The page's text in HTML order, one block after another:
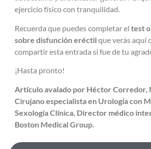
ejercicio físico con tranquilidad.
Recuerda que puedes completar el test
sobre disfunción eréctil que verás aquí
compartir esta entrada si fue de tu
¡Hasta pronto!
Artículo avalado por Héctor Corredor,
Cirujano especialista en Urología con
Sexología Clínica, Director médico
Boston Medical Group.